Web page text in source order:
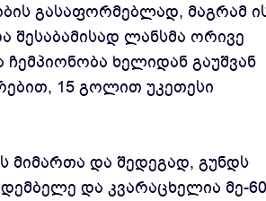
გასაფორმებლად, მაგრამ
შესაბამისად ლანსმა ორივე
ხელიდან გაუშვან
15 გოლით უკეთესი
მიმართა და შედეგად, გუნდს
და კვარაცხელია მე-60